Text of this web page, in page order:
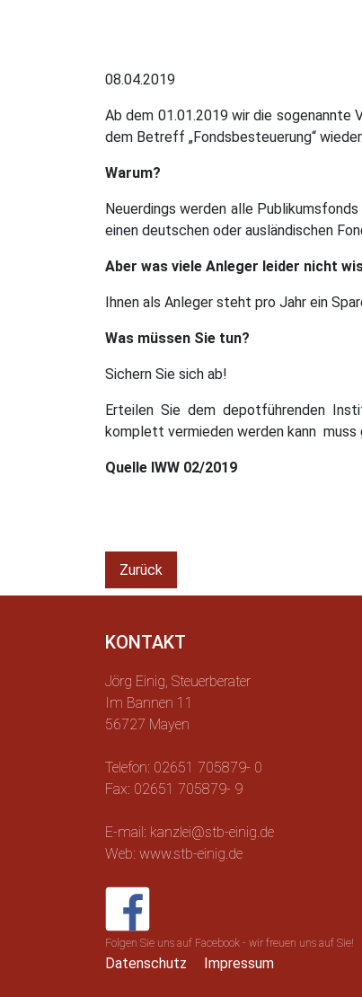
08.04.2019
Ab dem 01.01.2019 wir die
dem Betreff „Fondsbesteuerung“ wieder.
Warum?
Neuerdings werden alle
einen deutschen oder ausländischen
Aber was viele Anleger leider nicht
Ihnen als Anleger steht pro Jahr ein
Was müssen Sie tun?
Sichern Sie sich ab!
Erteilen Sie dem depotführenden
komplett vermieden werden kann muss
Quelle IWW 02/2019
Zurück
KONTAKT
Jörg Einig, Steuerberater
Im Bannen 11
56727 Mayen
Telefon: 02651 705879- 0
Fax: 02651 705879- 9
E-mail: kanzlei@stb-einig.de
Web: www.stb-einig.de
Folgen Sie uns auf Facebook - wir freuen uns auf Sie!
Datenschutz Impressum